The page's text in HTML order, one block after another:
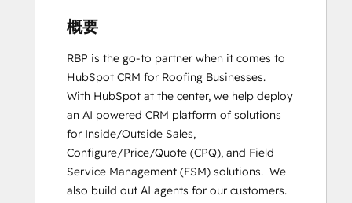
HubSpot Marketing Hub Software
HubSpot Reporting
HubSpot Solutions Partner
HubSpot Trainer Certification
Inbound
Inbound Marketing
Inbound Marketing
Inbound Sales
Objectives-Based Onboarding
概要
RBP is the go-to partner when it comes to
HubSpot CRM for Roofing Businesses.
With HubSpot at the center, we help deploy
an AI powered CRM platform of solutions
for Inside/Outside Sales,
Configure/Price/Quote (CPQ), and Field
Service Management (FSM) solutions.  We
also build out AI agents for our customers.